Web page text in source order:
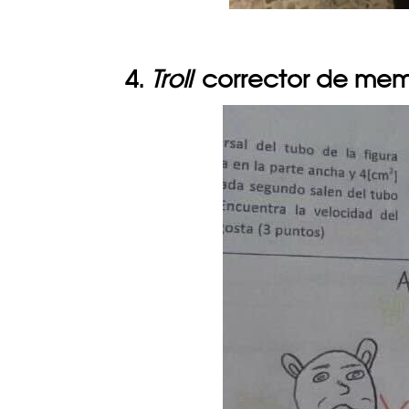
4. Trollcorrector de